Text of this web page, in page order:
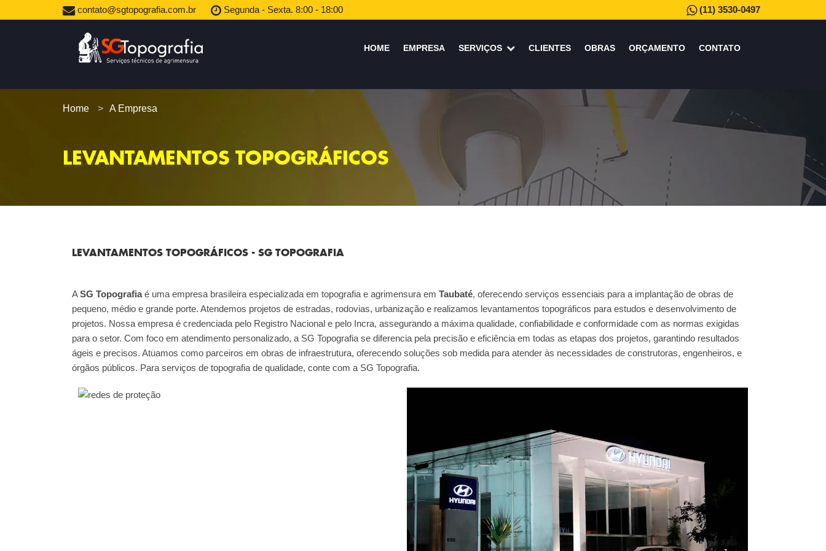
contato@sgtopografia.com.br Segunda - Sexta. 8:00 - 18:00 (11) 3530-0497
HOME EMPRESA SERVIÇOS CLIENTES OBRAS ORÇAMENTO CONTATO
Home A Empresa
LEVANTAMENTOS TOPOGRÁFICOS
LEVANTAMENTOS TOPOGRÁFICOS - SG TOPOGRAFIA
ASG Topografiaé uma empresa brasileira especializada em topografia e agrimensura em Taubaté, oferecendo serviços essenciais para a implantação de obras de
pequeno, médio e grande porte. Atendemos projetos de estradas, rodovias, urbanização e realizamos levantamentos topográficos para estudos e desenvolvimento de
projetos. Nossa empresa é credenciada pelo Registro Nacional e pelo Incra, assegurando a máxima qualidade, confiabilidade e conformidade com as normas exigidas
para o setor. Com foco em atendimento personalizado, a SG Topografia se diferencia pela precisão e eficiência em todas as etapas dos projetos, garantindo resultados
ágeis e precisos. Atuamos como parceiros em obras de infraestrutura, oferecendo soluções sob medida para atender às necessidades de construtoras, engenheiros, e
órgãos públicos. Para serviços de topografia de qualidade, conte com a SG Topografia.